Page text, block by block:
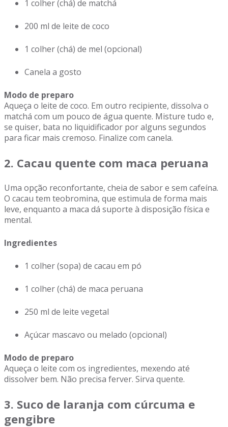
1 colher (chá) de matchá
200 ml de leite de coco
1 colher (chá) de mel (opcional)
Canela a gosto
Modo de preparo
Aqueça o leite de coco. Em outro recipiente, dissolva o
matchá com um pouco de água quente. Misture tudo e,
se quiser, bata no liquidificador por alguns segundos
para ficar mais cremoso. Finalize com canela.
2. Cacau quente com maca peruana
Uma opção reconfortante, cheia de sabor e sem cafeína.
O cacau tem teobromina, que estimula de forma mais
leve, enquanto a maca dá suporte à disposição física e
mental.
Ingredientes
1 colher (sopa) de cacau em pó
1 colher (chá) de maca peruana
250 ml de leite vegetal
Açúcar mascavo ou melado (opcional)
Modo de preparo
Aqueça o leite com os ingredientes, mexendo até
dissolver bem. Não precisa ferver. Sirva quente.
3. Suco de laranja com cúrcuma e
gengibre